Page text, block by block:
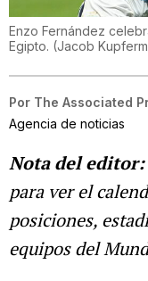
Enzo Fernández
Egipto. (Jacob
Por The Associated
Agencia de noticias
Nota del editor:
para ver el
posiciones,
equipos del